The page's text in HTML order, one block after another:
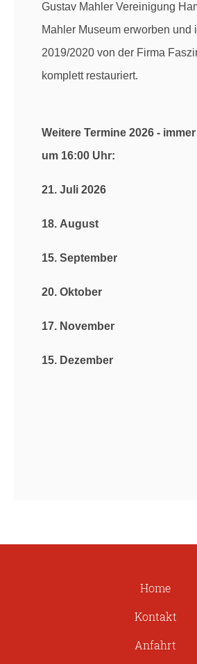
Gustav Mahler Vereinigung
Mahler Museum erworben und
2019/2020 von der Firma
komplett restauriert.
Weitere Termine 2026 -
um 16:00 Uhr:
21. Juli 2026
18. August
15. September
20. Oktober
17. November
15. Dezember
Home
Kontakt
Anfahrt